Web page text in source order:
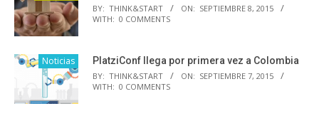
BY: THINK&START ON: SEPTIEMBRE 8, 2015
WITH: 0 COMMENTS
Noticias PlatziConf llega por primera vez a Colombia
BY: THINK&START ON: SEPTIEMBRE 7, 2015
WITH: 0 COMMENTS